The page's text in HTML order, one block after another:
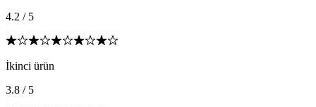
4.2 / 5
İkinci ürün
3.8 / 5